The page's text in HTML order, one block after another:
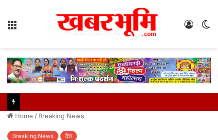
Log
Home / Breaking News
Breaking News देश